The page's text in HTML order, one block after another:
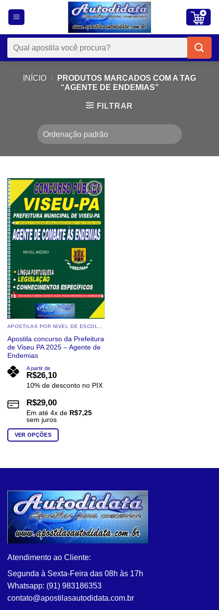
Pesquisar
por:
INÍCIO /
PRODUTOS MARCADOS COM A TAG
“AGENTE DE ENDEMIAS”
FILTRAR
Add to
wishlist
Apostila concurso da Prefeitura
de Viseu PA 2025 – Agente de
Endemias
A partir de
R$26,10
10% de desconto no PIX
R$29,00
Em até 4x de R$7,25
sem juros
VER OPÇÕES
tem
opções
podem
ser
escolhidas
página
do
produto
Atendimento ao Cliente:
Segunda à Sexta-Feira das 08h às 17h
Whatsapp: (91) 983186353
contato@apostilasautodidata.com.br